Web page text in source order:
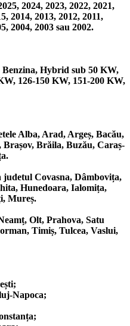
2024, 2023, 2022, 2021,
2014, 2013, 2012, 2011,
2004, 2003 sau 2002.
Hybrid sub 50 KW,
126-150 KW, 151-200 KW,
Alba, Arad, Argeș, Bacău,
Brăila, Buzău, Caraș-
Covasna, Dâmbovița,
Hunedoara, Ialomița,
Mureș.
Olt, Prahova, Satu
Timiș, Tulcea, Vaslui,
Napoca;